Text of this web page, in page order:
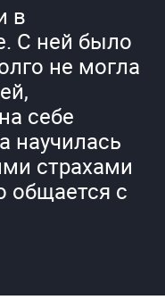
в
С ней было
не могла
себе
научилась
страхами
общается с